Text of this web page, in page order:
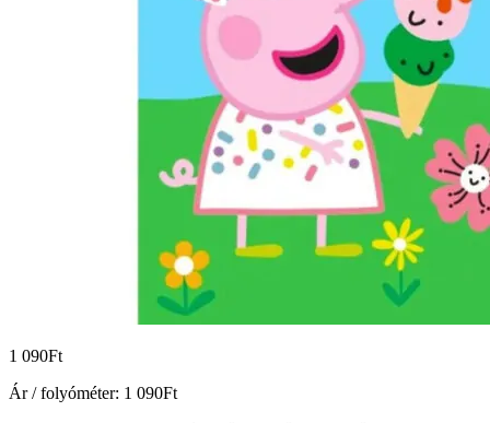
1 090Ft
Ár / folyóméter: 1 090Ft